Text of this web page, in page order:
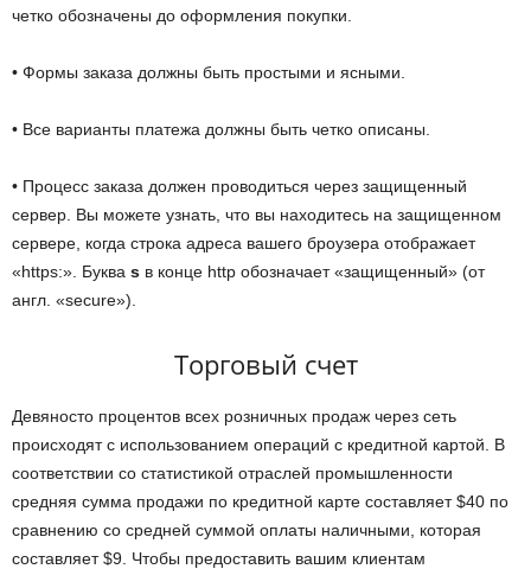
четко обозначены до оформления покупки.
• Формы заказа должны быть простыми и ясными.
• Все варианты платежа должны быть четко описаны.
• Процесс заказа должен проводиться через защищенный
сервер. Вы можете узнать, что вы находитесь на защищенном
сервере, когда строка адреса вашего броузера отображает
«https:». Буква s в конце http обозначает «защищенный» (от
англ. «secure»).
Торговый счет
Девяносто процентов всех розничных продаж через сеть
происходят с использованием операций с кредитной картой. В
соответствии со статистикой отраслей промышленности
средняя сумма продажи по кредитной карте составляет $40 по
сравнению со средней суммой оплаты наличными, которая
составляет $9. Чтобы предоставить вашим клиентам